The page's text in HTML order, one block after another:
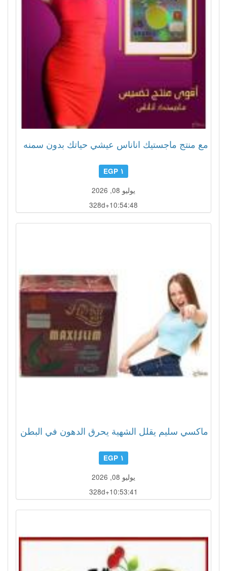
مع منتج ماجستيك اناناس عيشي حياتك بدون سمنه
١ EGP
يوليو 08, 2026
328d+10:54:45
ماكسي سليم يقلل الشهية يحرق الدهون في البطن
١ EGP
يوليو 08, 2026
328d+10:53:38